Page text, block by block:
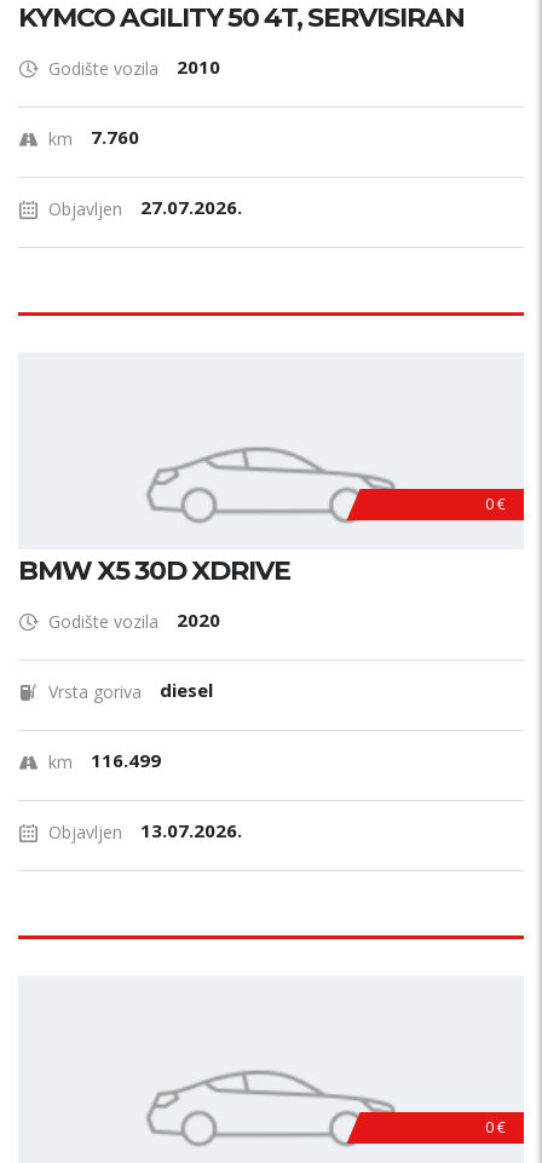
KYMCO AGILITY 50 4T, SERVISIRAN
Godište vozila 2010
km 7.760
Objavljen 27.07.2026.
0 €
BMW X5 30D XDRIVE
Godište vozila 2020
Vrsta goriva diesel
km 116.499
Objavljen 13.07.2026.
0 €